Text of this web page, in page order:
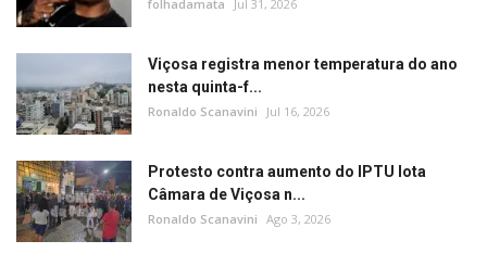
folhadamata Jul 31, 2026
Viçosa registra menor temperatura do ano
nesta quinta-f...
Ronaldo Scanavini Jul 16, 2026
Protesto contra aumento do IPTU lota
Câmara de Viçosa n...
Ronaldo Scanavini Ago 3, 2026